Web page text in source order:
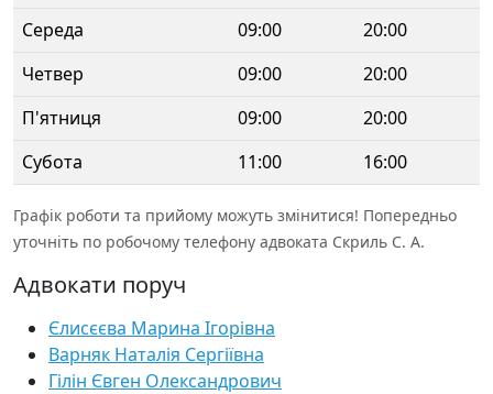
Середа
09:00
20:00
Четвер
09:00
20:00
П'ятниця
09:00
20:00
Субота
11:00 16:00
Графік роботи та прийому можуть змінитися! Попередньо
уточніть по робочому телефону адвоката Скриль С. А.
Адвокати поруч
Єлисєєва Марина Ігорівна
Варняк Наталія Сергіївна
Гілін Євген Олександрович